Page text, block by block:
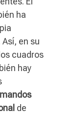
ha
en su
cuadros
hay
de